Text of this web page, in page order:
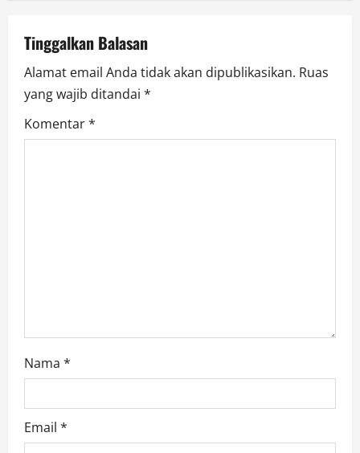
v
i
g
a
Tinggalkan Balasan
Alamat email Anda tidak akan dipublikasikan. Ruas
yang wajib ditandai *
Komentar*
Nama *
Email *